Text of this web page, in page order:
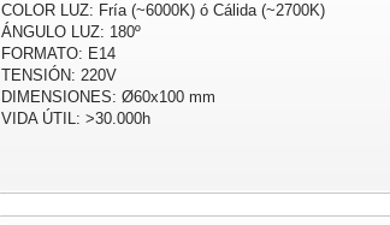
COLOR LUZ: Fría (~6000K) ó Cálida (~2700K)
ÁNGULO LUZ: 180º
FORMATO: E14
TENSIÓN: 220V
DIMENSIONES: Ø60x100 mm
VIDA ÚTIL: >30.000h